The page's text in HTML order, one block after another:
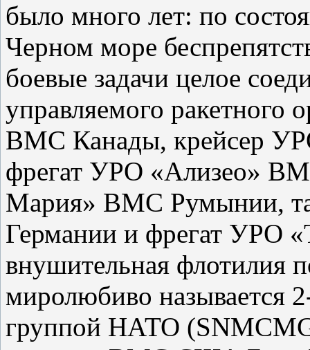
было много лет: по
Черном море
боевые задачи целое
управляемого
ВМС Канады, крейсер
фрегат УРО «Ализео»
Мария» ВМС Румынии,
Германии и фрегат УРО
внушительная флотилия
миролюбиво называется
группой НАТО